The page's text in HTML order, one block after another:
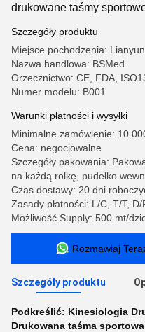
drukowane taśmy
Szczegóły produktu
Miejsce pochodzenia:
Nazwa handlowa: BSMed
Orzecznictwo: CE, FDA,
Numer modelu: B001
Warunki płatności i wysyłki
Minimalne zamówienie: 10
Cena: negocjowalne
Szczegóły pakowania:
na każdą rolkę, pudełko
Czas dostawy: 20 dni
Zasady płatności: L/C, T/T,
Możliwość Supply: 500 mt/
Rozmawiaj
Szczegóły produktu
Podkreślić: Kinesiologia
Drukowana taśma